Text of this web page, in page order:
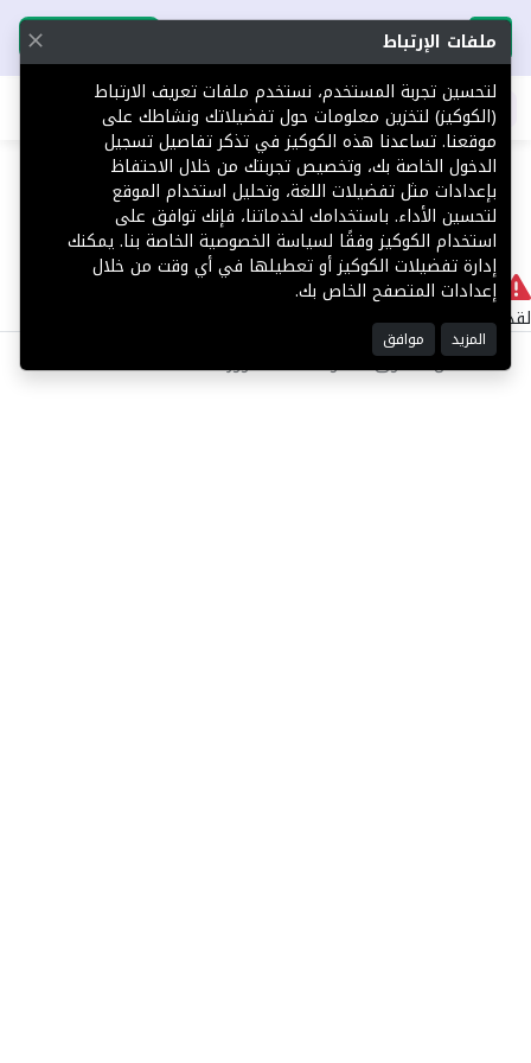
تحميل التطبيق تحميل التطبيق
اطلب عقارك
404 لا يوجد
لقد حدث خطأ داخلي أثناء معالجة طلبك.
©2025 كل الحقوق محفوظة منصة توور
ملفات الإرتباط
لتحسين تجربة المستخدم، نستخدم ملفات تعريف الارتباط
(الكوكيز) لتخزين معلومات حول تفضيلاتك ونشاطك على
موقعنا. تساعدنا هذه الكوكيز في تذكر تفاصيل تسجيل
الدخول الخاصة بك، وتخصيص تجربتك من خلال الاحتفاظ
بإعدادات مثل تفضيلات اللغة، وتحليل استخدام الموقع
لتحسين الأداء. باستخدامك لخدماتنا، فإنك توافق على
استخدام الكوكيز وفقًا لسياسة الخصوصية الخاصة بنا. يمكنك
إدارة تفضيلات الكوكيز أو تعطيلها في أي وقت من خلال
إعدادات المتصفح الخاص بك.
المزيد موافق